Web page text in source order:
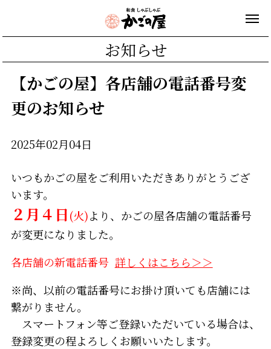
お知らせ
【かごの屋】各店舗の電話番号変
更のお知らせ
2025年02月04日
いつもかごの屋をご利用いただきありがとうござ
います。
２月４日(火)より、かごの屋各店舗の電話番号
が変更になりました。
各店舗の新電話番号 詳しくはこちら＞＞
※尚、以前の電話番号にお掛け頂いても店舗には
繋がりません。
スマートフォン等ご登録いただいている場合は、
登録変更の程よろしくお願いいたします。